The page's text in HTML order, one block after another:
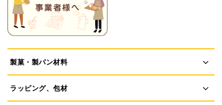
製菓・製パン材料
ラッピング、包材